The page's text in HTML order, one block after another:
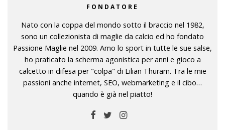
FONDATORE
Nato con la coppa del mondo sotto il braccio nel 1982,
sono un collezionista di maglie da calcio ed ho fondato
Passione Maglie nel 2009. Amo lo sport in tutte le sue salse,
ho praticato la scherma agonistica per anni e gioco a
calcetto in difesa per "colpa" di Lilian Thuram. Tra le mie
passioni anche internet, SEO, webmarketing e il cibo…
quando è già nel piatto!